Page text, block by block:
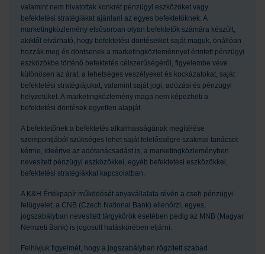
valamint nem hivatottak konkrét pénzügyi eszközöket vagy
befektetési stratégiákat ajánlani az egyes befektetőknek. A
marketingközlemény elsősorban olyan befektetők számára készült,
akiktől elvárható, hogy befektetési döntéseiket saját maguk, önállóan
hozzák meg és döntsenek a marketingközleménnyel érintett pénzügyi
eszközökbe történő befektetés célszerűségéről, figyelembe véve
különösen az árat, a lehetséges veszélyeket és kockázatokat, saját
befektetési stratégiájukat, valamint saját jogi, adózási és pénzügyi
helyzetüket. A marketingközlemény maga nem képezheti a
befektetési döntések egyetlen alapját.
A befektetőnek a befektetés alkalmasságának megítélése
szempontjából szükséges lehet saját felelősségre szakmai tanácsot
kérnie, ideértve az adótanácsadást is, a marketingközleményben
nevesített pénzügyi eszközökkel, egyéb befektetési eszközökkel,
befektetési stratégiákkal kapcsolatban.
A K&H Értékpapír működését anyavállalata révén a cseh pénzügyi
felügyelet, a CNB (Czech National Bank) ellenőrzi, egyes,
jogszabályban nevesített tárgykörök esetében pedig az MNB (Magyar
Nemzeti Bank) is jogosult hatáskörében eljárni.
Felhívjuk figyelmét, hogy a jogszabályban rögzített szabad